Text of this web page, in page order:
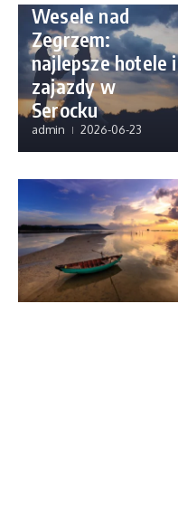
Wesele nad
Zegrzem:
najlepsze hotele i
zajazdy w
Serocku
admin 2026-06-23